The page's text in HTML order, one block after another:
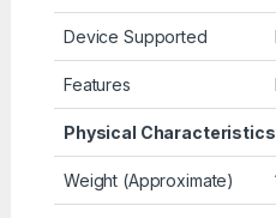
Device Supported
Features
Physical Characteristics
Weight (Approximate)